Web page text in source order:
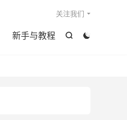


新手与教程
关注我们